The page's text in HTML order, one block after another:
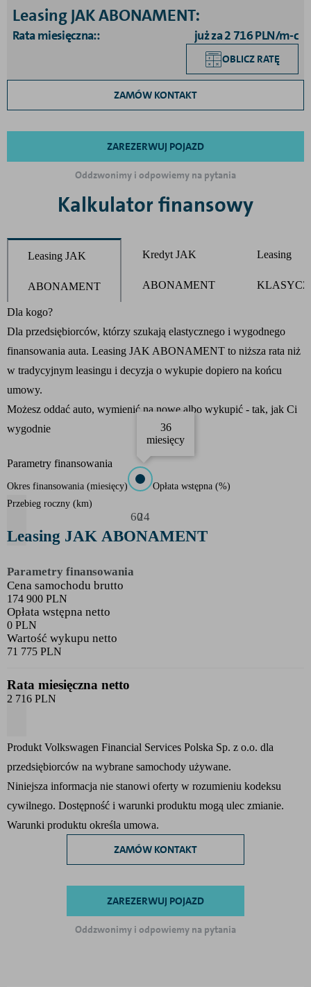
Leasing JAK ABONAMENT:
Rata miesięczna:: już za 2 716 PLN/m-c
OBLICZ RATĘ
ZAMÓW KONTAKT
ZAREZERWUJ POJAZD
Oddzwonimy i odpowiemy na pytania
Kalkulator finansowy
Leasing JAK
ABONAMENT
Kredyt JAK
ABONAMENT
Leasing
Product parameters changed
Dla kogo?
Dla przedsiębiorców, którzy szukają elastycznego i wygodnego
finansowania auta. Leasing JAK ABONAMENT to niższa rata niż
w tradycyjnym leasingu i decyzja o wykupie dopiero na końcu
umowy.
Możesz oddać auto, wymienić na nowe albo wykupić - tak, jak Ci
wygodnie
Parametry finansowania
Okres finansowania (miesięcy)
36
miesięcy
24
60
Opłata wstępna (%)
Przebieg roczny (km)
Leasing JAK ABONAMENT
Parametry finansowania
Cena samochodu brutto
174 900 PLN
Opłata wstępna netto
0 PLN
Wartość wykupu netto
71 775 PLN
Rata miesięczna netto
2 716 PLN
Produkt Volkswagen Financial Services Polska Sp. z o.o. dla
przedsiębiorców na wybrane samochody używane.
Niniejsza informacja nie stanowi oferty w rozumieniu kodeksu
cywilnego. Dostępność i warunki produktu mogą ulec zmianie.
Warunki produktu określa umowa.
ZAMÓW KONTAKT
ZAREZERWUJ POJAZD
Oddzwonimy i odpowiemy na pytania